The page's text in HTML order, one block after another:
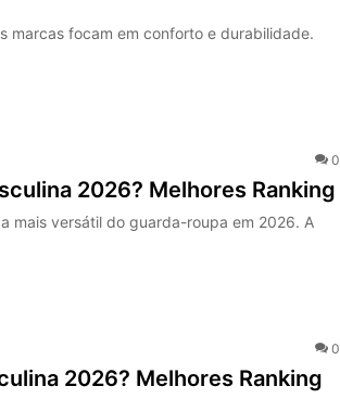
marcas focam em conforto e durabilidade.
0
2026? Melhores Ranking
mais versátil do guarda-roupa em 2026. A
0
2026? Melhores Ranking